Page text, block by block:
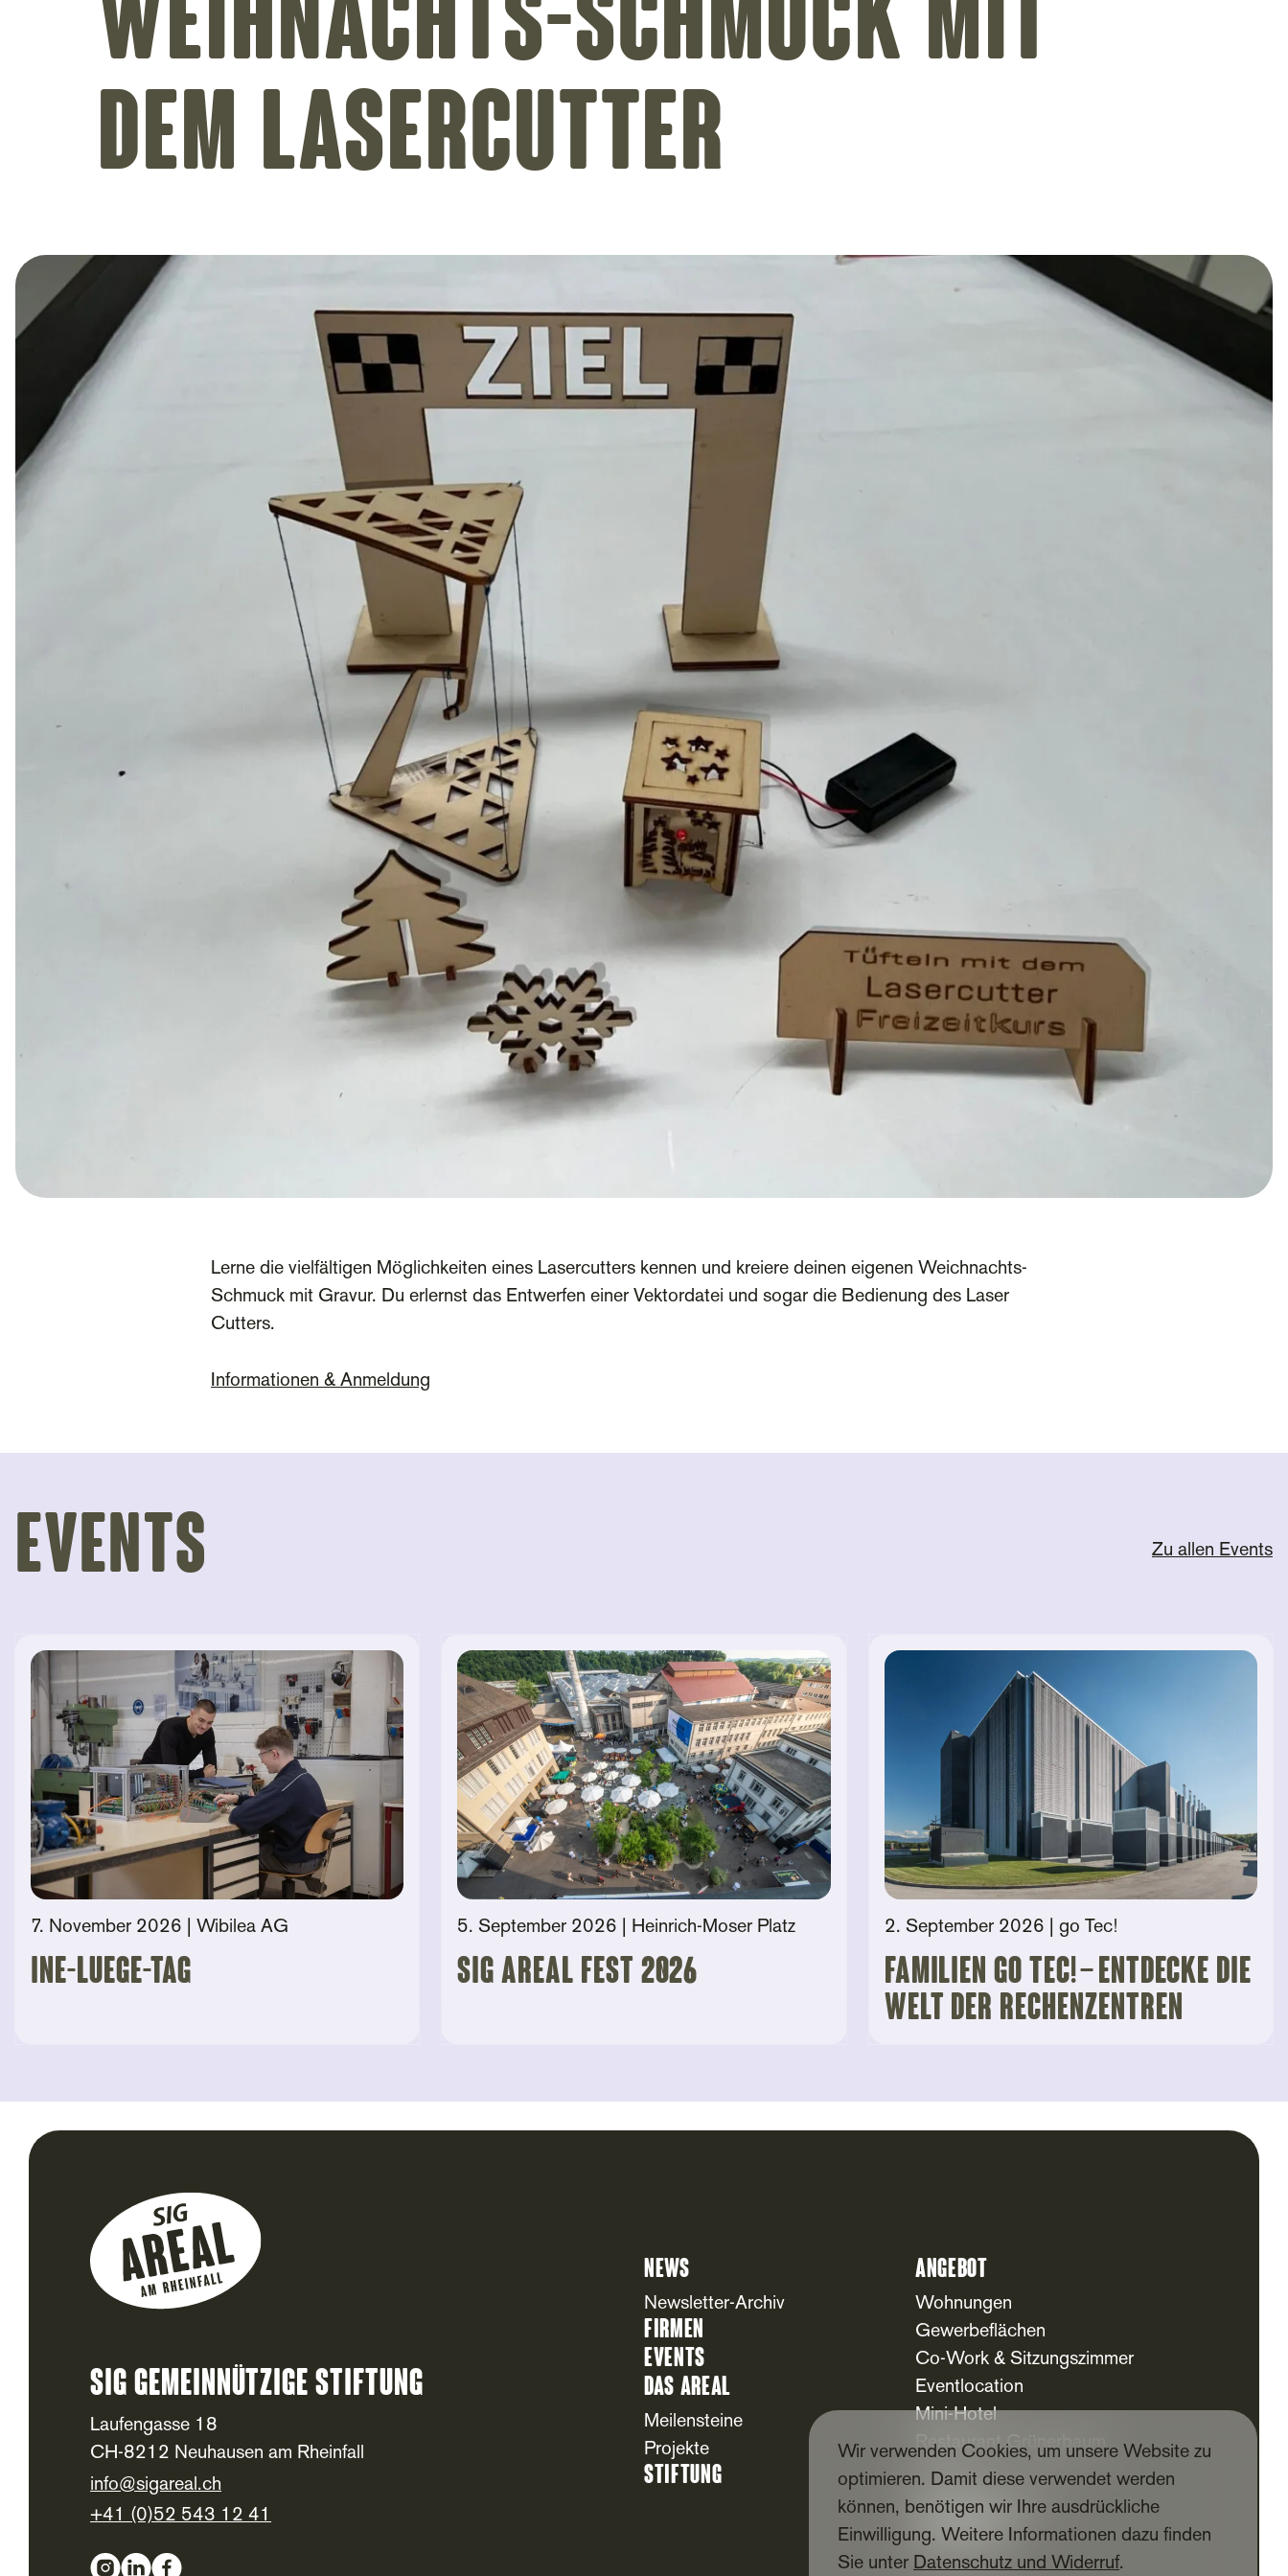
Weihnachts-Schmuck mit
dem Lasercutter
Lerne die vielfältigen Möglichkeiten eines Lasercutters kennen und kreiere deinen eigenen Weichnachts-
Schmuck mit Gravur. Du erlernst das Entwerfen einer Vektordatei und sogar die Bedienung des Laser
Cutters.
Informationen & Anmeldung
Events Zu allen Events
7. November 2026 | Wibilea AG
Ine-Luege-Tag
5. September 2026 | Heinrich-Moser Platz
SIG AREAL FEST 2026
2. September 2026 | go Tec!
Familien go tec! – Entdecke die
Welt der Rechenzentren
Footer
SIG Gemeinnützige Stiftung
Laufengasse 18
CH-8212 Neuhausen am Rheinfall
info@sigareal.ch
+41 (0)52 543 12 41
Social Media
News
Newsletter-Archiv
Firmen
Events
Das Areal
Meilensteine
Projekte
Stiftung
Angebot
Wohnungen
Gewerbeflächen
Co-Work & Sitzungszimmer
Eventlocation
Mini-Hotel
Restaurant Grünerbaum
Freizeit
Kindertagesstätte
Für Mieter
Mieter-App
Wir verwenden Cookies, um unsere Website zu
optimieren. Damit diese verwendet werden
können, benötigen wir Ihre ausdrückliche
Einwilligung. Weitere Informationen dazu finden
Sie unter Datenschutz und Widerruf.